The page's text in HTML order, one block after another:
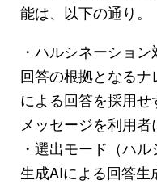
能は、以下の通り。
・ハルシネーション
回答の根拠となる
による回答を採用
メッセージを利用者
・選出モード（ハ
生成AIによる回答